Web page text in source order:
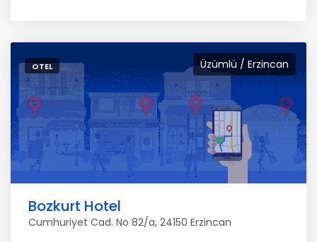
Üzümlü / Erzincan
OTEL
Bozkurt Hotel
Cumhuriyet Cad. No 82/a, 24150 Erzincan